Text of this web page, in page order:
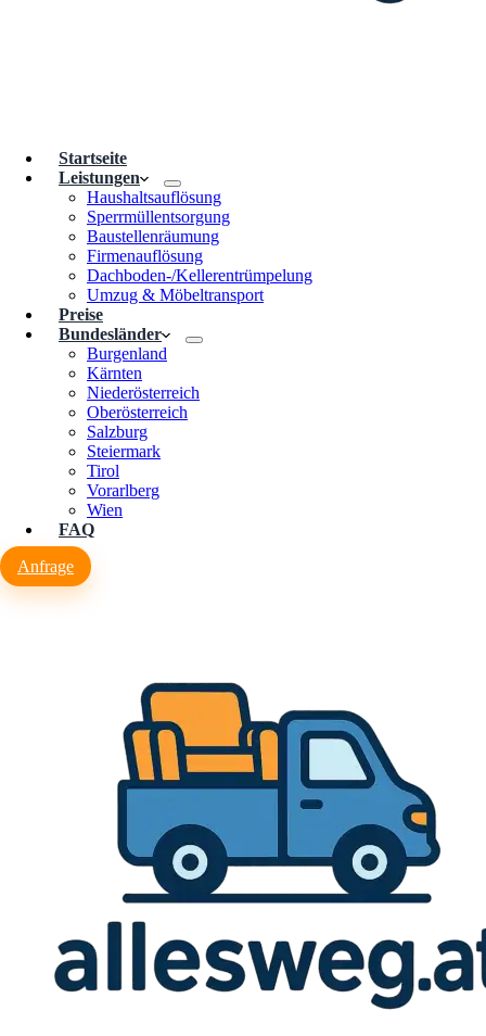
Startseite
Leistungen
Haushaltsauflösung
Sperrmüllentsorgung
Baustellenräumung
Firmenauflösung
Dachboden-/Kellerentrümpelung
Umzug & Möbeltransport
Preise
Bundesländer
Burgenland
Kärnten
Niederösterreich
Oberösterreich
Salzburg
Steiermark
Tirol
Vorarlberg
Wien
FAQ
Anfrage